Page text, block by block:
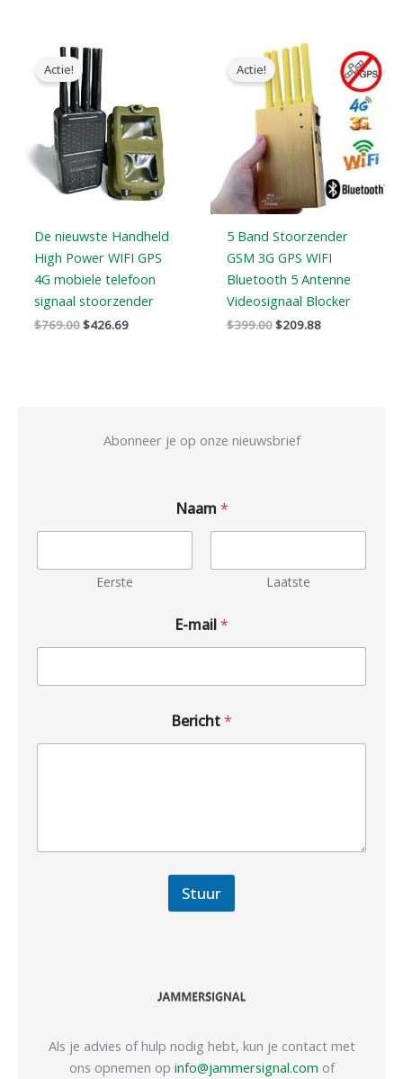
Actie!
De nieuwste Handheld
High Power WIFI GPS
4G mobiele telefoon
signaal stoorzender
$769.00
Oorspronkelijke
prijs
was:
$769.00.
$426.69
Actie!
5 Band Stoorzender
GSM 3G GPS WIFI
Bluetooth 5 Antenne
Videosignaal Blocker
$399.00
Oorspronkelijke
prijs
was:
$399.00.
$209.88
prijs
$209.88.
Abonneer je op onze nieuwsbrief
Naam *
Eerste Laatste
E-mail*
Bericht*
Stuur
Als je advies of hulp nodig hebt, kun je contact met
ons opnemen op info@jammersignal.com of